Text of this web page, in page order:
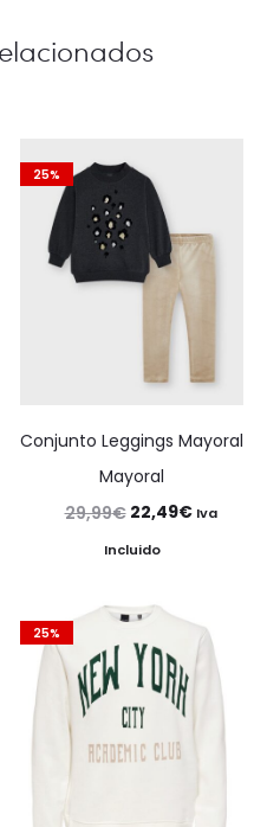
25%
Conjunto Leggings Mayoral
Mayoral
29,99€ El
precio
era:
29,99€.
22,49€El
es:
22,49€.
Iva
Incluido
25%